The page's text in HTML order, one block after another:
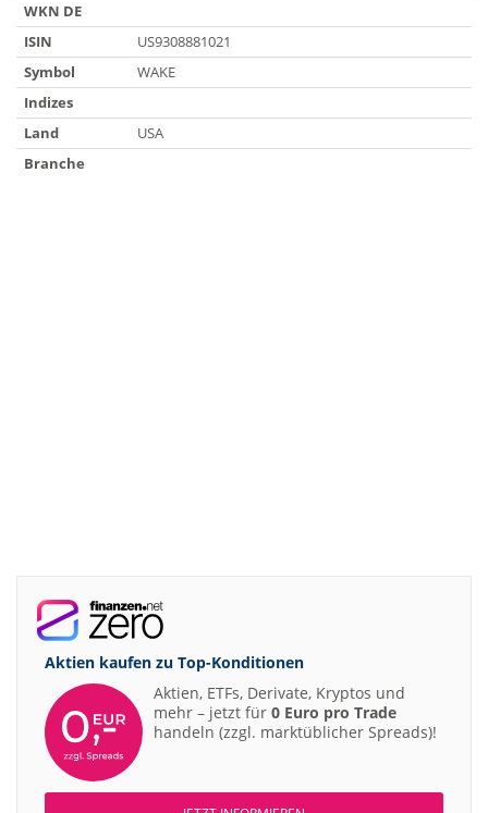
WKN DE
ISIN
US9308881021
Symbol
WAKE
Indizes
Land
USA
Branche
Aktien kaufen zu Top-Konditionen
Aktien, ETFs, Derivate, Kryptos und
mehr – jetzt für 0 Euro pro Trade
handeln (zzgl. marktüblicher Spreads)!